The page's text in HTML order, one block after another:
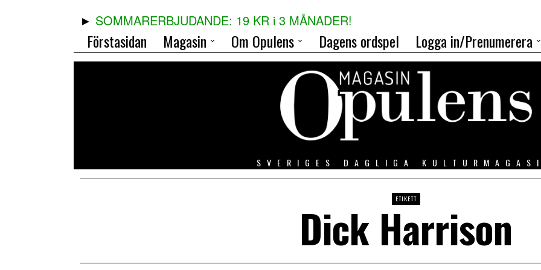
SOMMARERBJUDANDE: 19 KR i 3 MÅNADER!
Förstasidan Magasin Om Opulens Dagens ordspel Logga in/Prenumerera
SVERIGES DAGLIGA
ETIKETT
Dick Harrison